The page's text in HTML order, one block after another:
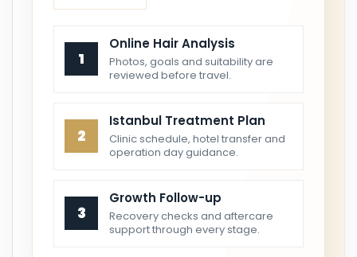
1
Online Hair Analysis
Photos, goals and suitability are
reviewed before travel.
2
Istanbul Treatment Plan
Clinic schedule, hotel transfer and
operation day guidance.
3
Growth Follow-up
Recovery checks and aftercare
support through every stage.